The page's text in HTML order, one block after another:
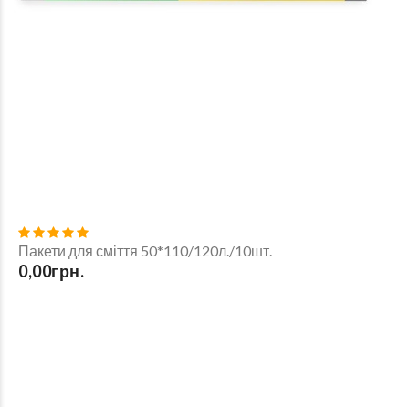
Пакети для сміття 50*110/120л./10шт.
0,00грн.